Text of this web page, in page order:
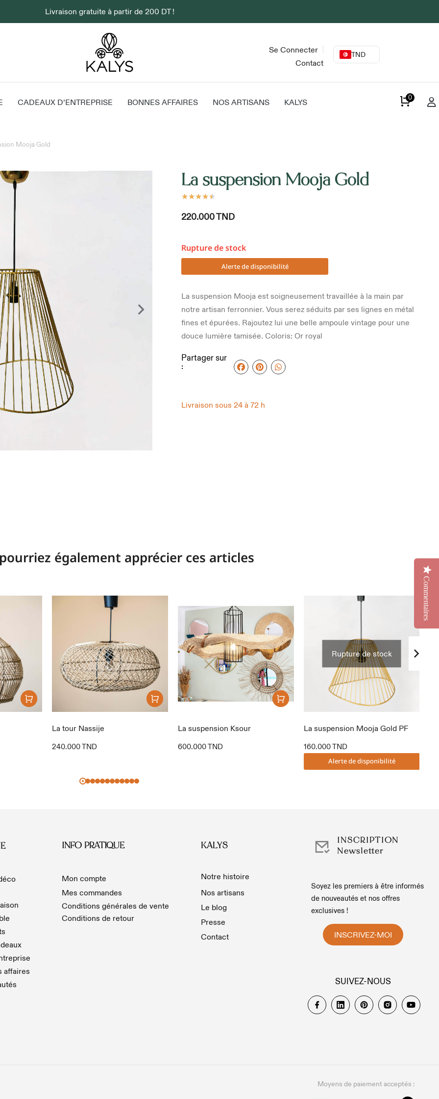
Livraison gratuite à partir de 200 DT !
Se Connecter
Contact
TND
CADEAUX D’ENTREPRISE BONNES AFFAIRES NOS ARTISANS KALYS 0
Mooja Gold
La suspension Mooja Gold
★★★★★
220.000TND
Rupture de stock
Alerte de disponibilité
La suspension Mooja est soigneusement travaillée à la main par
notre artisan ferronnier. Vous serez séduits par ses lignes en métal
fines et épurées. Rajoutez lui une belle ampoule vintage pour une
douce lumière tamisée. Coloris: Or royal
Partager sur
:
Livraison sous 24 à 72 h
également apprécier ces articles
La tour Nassije
240.000TND
La suspension Ksour
600.000TND
Rupture de stock
La suspension Mooja Gold PF
160.000TND
Alerte de disponibilité
affaires
INFO PRATIQUE
Mon compte
Mes commandes
Conditions générales de vente
Conditions de retour
KALYS
Notre histoire
Nos artisans
Le blog
Presse
Contact
INSCRIPTION
Newsletter
Soyez les premiers à être informés
de nouveautés et nos offres
exclusives !
INSCRIVEZ-MOI
SUIVEZ-NOUS
Moyens de paiement acceptés :
Commentaires